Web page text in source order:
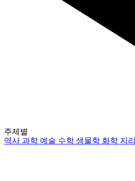
주제별
역사과학 예술 수학생물학 화학 지리